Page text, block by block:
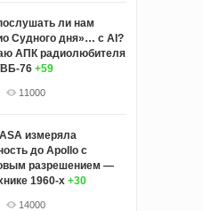
ли нам
Судного дня»… с AI?
АПК радиолюбителя
76 +59
11000
измеряла
до Apollo с
разрешением —
1960-х +30
14000